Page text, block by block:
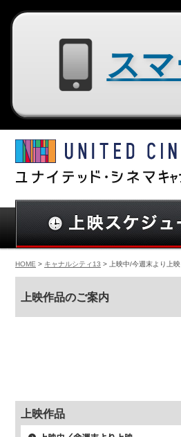
HOME > キャナルシティ13 > 上映中/今週末より上映
上映作品のご案内
上映作品